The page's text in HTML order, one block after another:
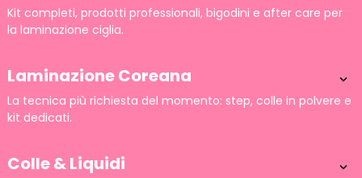
Kit completi, prodotti professionali, bigodini e after care per
la laminazione ciglia.
Laminazione Coreana 
La tecnica più richiesta del momento: step, colle in polvere e
kit dedicati.
Colle & Liquidi 